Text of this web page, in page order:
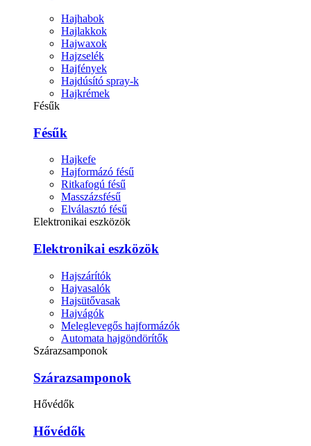
Hajhabok
Hajlakkok
Hajwaxok
Hajzselék
Hajfények
Hajdúsító spray-k
Hajkrémek
Fésűk
Fésűk
Hajkefe
Hajformázó fésű
Ritkafogú fésű
Masszázsfésű
Elválasztó fésű
Elektronikai eszközök
Elektronikai eszközök
Hajszárítók
Hajvasalók
Hajsütővasak
Hajvágók
Meleglevegős hajformázók
Automata hajgöndörítők
Szárazsamponok
Szárazsamponok
Hővédők
Hővédők